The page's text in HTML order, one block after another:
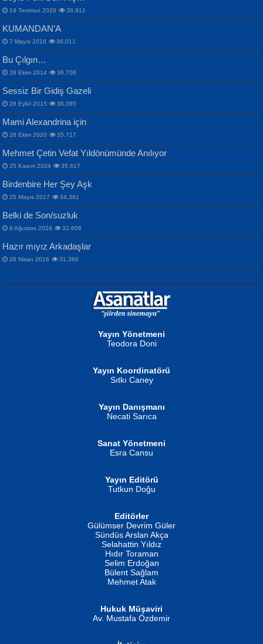
İPEK ACAR SERT
Gazze’nin Şecaati, Ümmetin İmtihanı...
MAHMUT GÜRBÜZ
İbrahim Olmak ve Bitirebilmek...
NURAN KÖSE BAYDAR
İSMAİL OKUTAN
Erkeklerin Kahrolması Ne Demektir
Selahattin Yıldız
İdrakimle Üşürken...
Songül Özel
Mahzen...
Ben Deniz Değilim ki...
Evvel Zaman Tanrıçası...
ERDEM BAYAZIT
Sana, Bana, Vatanıma, Ülkemin
İnsanlarına Dair...
NAZIM HİKMET RAN
Bir Cezaevinde, Tecritteki Adamın
Mektupları...
19 Temmuz 2020 38,911
KUMANDAN’A
7 Mayıs 2018 38,011
Bu Çılgın…
28 Ekim 2014 36,708
Sessiz Bir Gidiş Gazeli
28 Eylül 2015 36,085
Mami Alexandrina için
28 Ekim 2020 35,717
Mehmet Çetin Vefat Yıldönümünde Anılıyor
25 Kasım 2024 35,617
Birdenbire Her Şey Aşk
25 Mayıs 2017 34,361
Belki de Son/suzluk
8 Ağustos 2024 32,606
Hazır mıyız Arkadaşlar
26 Nisan 2016 31,360
Yayın Yönetmeni
Teodora Doni
Yayın Koordinatörü
Sıtkı Caney
Yayın Danışmanı
Necati Sarıca
Sanat Yönetmeni
Esra Cansu
Yayın Editörü
Tutkun Doğu
Editörler
Gülümser Devrim Güler
Sündüs Arslan Akça
Selahattin Yıldız
Hıdır Toraman
Selim Erdoğan
Bülent Sağlam
Mehmet Atak
Hukuk Müşaviri
Av. Mustafa Özdemir